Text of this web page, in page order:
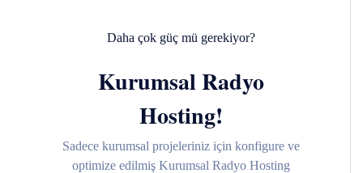
Daha çok güç mü gerekiyor?
Kurumsal Radyo
Hosting!
Sadece kurumsal projeleriniz için konfigure ve
optimize edilmiş Kurumsal Radyo Hosting